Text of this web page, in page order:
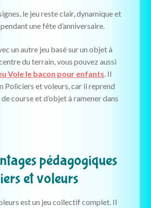
le jeu reste clair, dynamique et
une fête d’anniversaire.
un autre jeu basé sur un objet à
du terrain, vous pouvez aussi
Vole le bacon pour enfants . Il
Policiers et voleurs, car il reprend
de course et d’objet à ramener dans
pédagogiques
et voleurs
est un jeu collectif complet. Il